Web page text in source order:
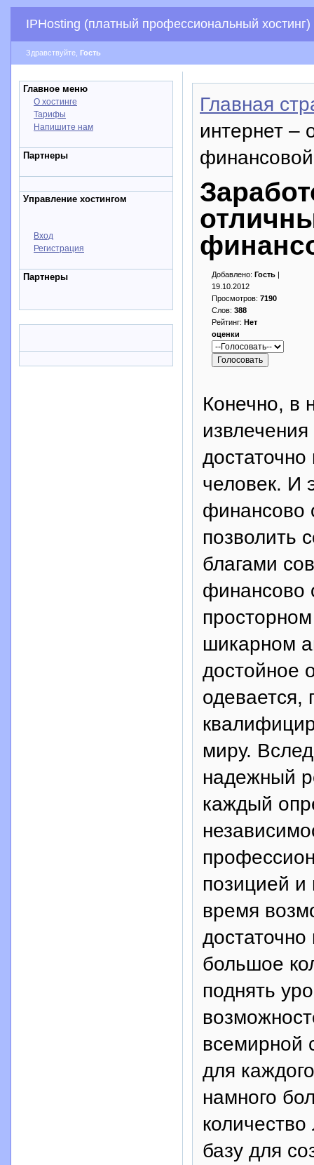
IPHosting (платный профессиональный хостинг)
Здравствуйте, Гость
Главное меню
О хостинге
Тарифы
Напишите нам
Партнеры
Управление хостингом
Вход
Регистрация
Партнеры
Главная
интернет –
Добавлено: Гость |
19.10.2012
Просмотров: 7190
Слов: 388
Рейтинг: Нет
оценки
Конечно, в
человек. И
финансово
позволить
благами
финансово
шикарном
достойное
одевается,
миру.
надежный
каждый
позицией и
время
достаточно
большое
поднять
всемирной
для
намного
базу для